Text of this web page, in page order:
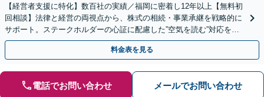
【経営者支援に特化】数百社の実績／福岡に密着し12年以上【無料初
回相談】法律と経営の両視点から、株式の相続・事業承継を戦略的に
サポート。ステークホルダーの心証に配慮した”空気を読む”対応を強
みに、円満な解決を目指します【天神駅１分】
料金表を見る
電話でお問い合わせ メールでお問い合わせ